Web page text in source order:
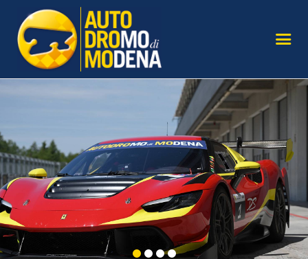
CORSI GUIDA SICURA
TERRITORIO
LE NOSTRE AUTO
SERVIZI PER AGENZIE
GALLERY E MEDIA
ISCRIVITI ALLA